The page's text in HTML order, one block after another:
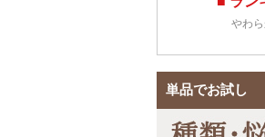
単品でお試し